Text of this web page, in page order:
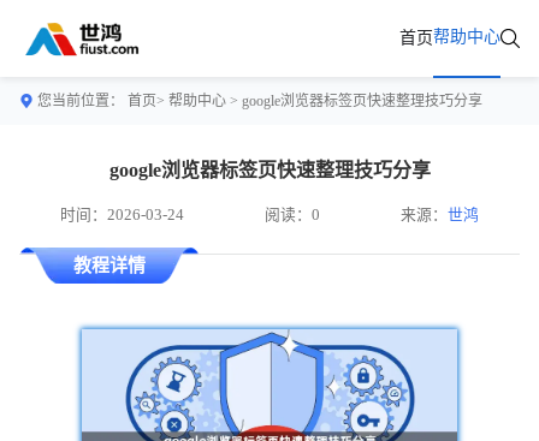
首页帮助中心
您当前位置： 首页> 帮助中心 > google浏览器标签页快速整理技巧分享
google浏览器标签页快速整理技巧分享
时间：2026-03-24 阅读：0 来源：世鸿
教程详情